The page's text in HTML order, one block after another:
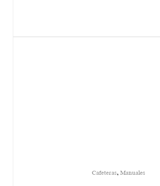
Cafeteras, Manuales